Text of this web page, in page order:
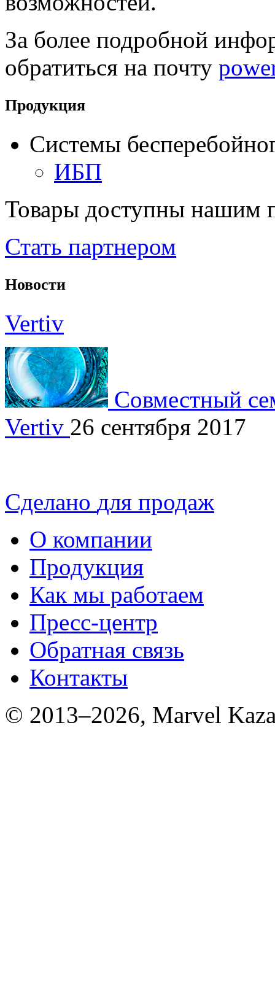
За более подробной
обратиться на почту
Продукция
Системы
ИБП
Товары доступны нашим
Стать партнером
Новости
Vertiv
Совместный
Vertiv 26 сентября 2017
Сделано для продаж
О компании
Продукция
Как мы работаем
Пресс-центр
Обратная связь
Контакты
© 2013–2026, Marvel